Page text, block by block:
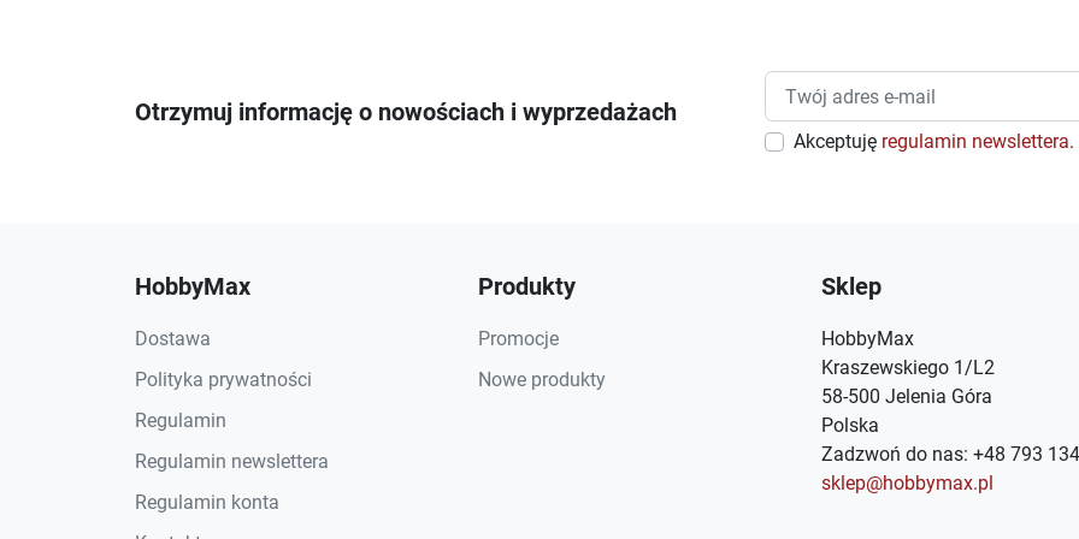
Otrzymuj informację o nowościach i wyprzedażach
Akceptuję regulamin newslettera.
HobbyMax
Dostawa
Polityka prywatności
Regulamin
Regulamin newslettera
Regulamin konta
Produkty
Promocje
Nowe produkty
Sklep
HobbyMax
Kraszewskiego 1/L2
58-500 Jelenia Góra
Polska
Zadzwoń do nas: +48 793
sklep@hobbymax.pl